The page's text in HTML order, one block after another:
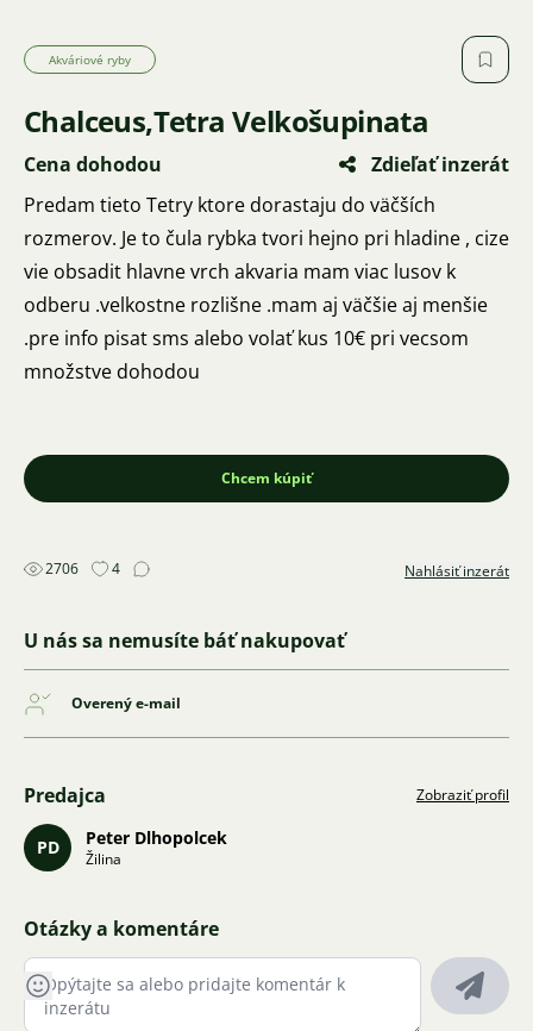
Akváriové ryby
Chalceus,Tetra Velkošupinata
Cena dohodou
Zdieľať inzerát
Predam tieto Tetry ktore dorastaju do väčších
rozmerov. Je to čula rybka tvori hejno pri hladine , cize
vie obsadit hlavne vrch akvaria mam viac lusov k
odberu .velkostne rozlišne .mam aj väčšie aj menšie
.pre info pisat sms alebo volať kus 10€ pri vecsom
množstve dohodou
Chcem kúpiť
2706 4 Nahlásiť inzerát
U nás sa nemusíte báť nakupovať
Overený e-mail
Predajca Zobraziť profil
PD Peter Dlhopolcek
Žilina
Otázky a komentáre